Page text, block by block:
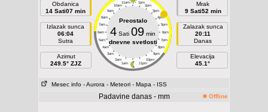
Obdanica
14 Sati07 min
Izlazak sunca
06:04
Sutra
Azimut
249.5° ZJZ
11am 1pm
10am 2pm
9am 3pm
8am 4pm
7am 5pm
6am 6pm
5am 7pm
4am 8pm
3am 9pm
2am 10pm
1am 11pm
Preostalo
4 Sati 09 min
dnevne svetlosti
Mrak
9 Sati52 min
Zalazak sunca
20:11
Danas
Elevacija
45.1°
Mesec info - Aurora - Meteori - Mapa - ISS
Padavine danas - mm Offline